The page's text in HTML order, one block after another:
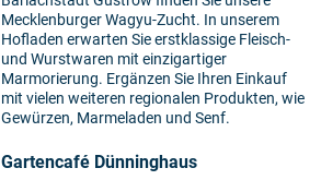
Mecklenburger Wagyu-Zucht. In unserem
Hofladen erwarten Sie erstklassige Fleisch-
und Wurstwaren mit einzigartiger
Marmorierung. Ergänzen Sie Ihren Einkauf
mit vielen weiteren regionalen Produkten, wie
Gewürzen, Marmeladen und Senf.
Gartencafé Dünninghaus